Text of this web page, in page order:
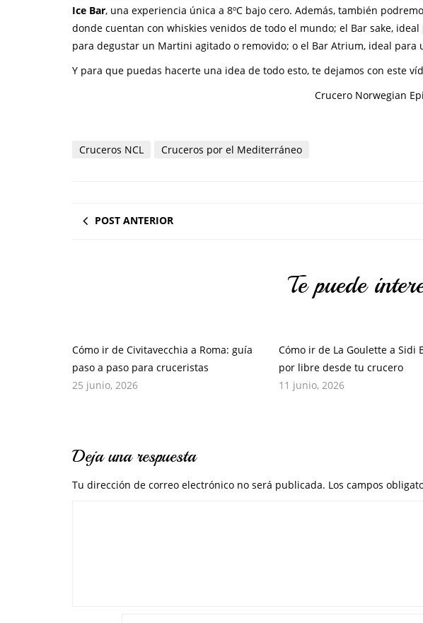
Ice Bar, una experiencia única a 8ºC bajo cero. Además, también
donde cuentan con whiskies venidos de todo el mundo; el Bar sake,
para degustar un Martini agitado o removido; o el Bar Atrium, ideal para
Y para que puedas hacerte una idea de todo esto, te dejamos con este
Crucero Norwegian
Cruceros NCL Cruceros por el Mediterráneo
POST ANTERIOR
Te puede
Cómo ir de Civitavecchia a Roma: guía
paso a paso para cruceristas
25 junio, 2026
Cómo ir de La Goulette a Sidi
por libre desde tu crucero
11 junio, 2026
Deja una respuesta
Tu dirección de correo electrónico no será publicada. Los campos